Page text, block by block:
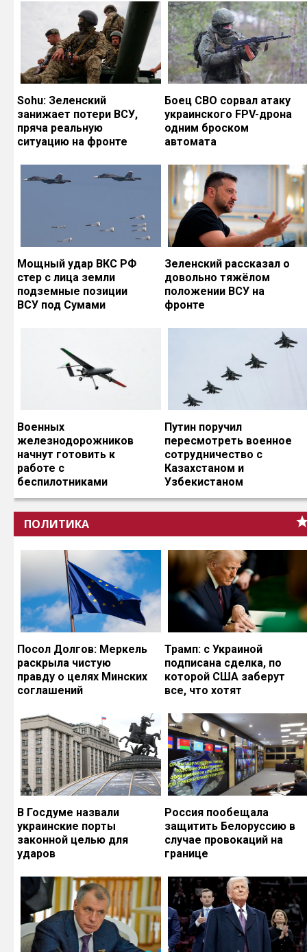
Sohu: Зеленский
занижает потери ВСУ,
пряча реальную
ситуацию на фронте
Боец СВО сорвал атаку
украинского FPV-дрона
одним броском
автомата
Мощный удар ВКС РФ
стер с лица земли
подземные позиции
ВСУ под Сумами
Зеленский рассказал о
довольно тяжёлом
положении ВСУ на
фронте
Военных
железнодорожников
начнут готовить к
работе с
беспилотниками
Путин поручил
пересмотреть военное
сотрудничество с
Казахстаном и
Узбекистаном
ПОЛИТИКА
Посол Долгов: Меркель
раскрыла чистую
правду о целях Минских
соглашений
Трамп: с Украиной
подписана сделка, по
которой США заберут
все, что хотят
В Госдуме назвали
украинские порты
законной целью для
ударов
Россия пообещала
защитить Белоруссию в
случае провокаций на
границе